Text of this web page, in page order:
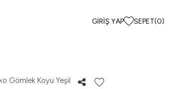
GIRIŞ YAP SEPET(0)
Gömlek Koyu Yeşil